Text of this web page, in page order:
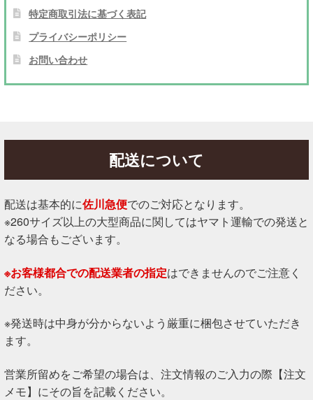
特定商取引法に基づく表記
プライバシーポリシー
お問い合わせ
配送について
配送は基本的に佐川急便でのご対応となります。
※260サイズ以上の大型商品に関してはヤマト運輸での発送と
なる場合もございます。
※お客様都合での配送業者の指定はできませんのでご注意く
ださい。
※発送時は中身が分からないよう厳重に梱包させていただき
ます。
営業所留めをご希望の場合は、注文情報のご入力の際【注文
メモ】にその旨を記載ください。